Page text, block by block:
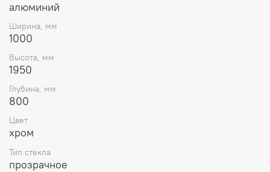
алюминий
Ширина, мм
1000
Высота, мм
1950
Глубина, мм
800
Цвет
хром
Тип стекла
прозрачное